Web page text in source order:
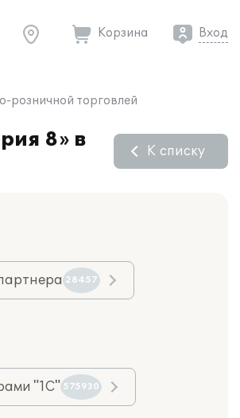
Корзина Вход
розничной торговлей
8» в
К списку
28457
"1С" 575930